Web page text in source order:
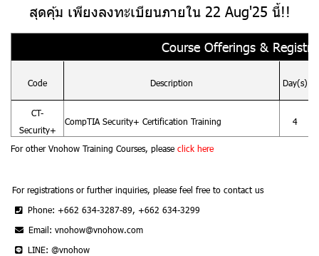
สุดคุ้ม เพียงลงทะเบียนภายใน 22 Aug'25 นี้!!
Course Offerings &
Code Description Day(s)
CT-
Security+
CompTIA Security+ Certification Training 4
For other Vnohow Training Courses, please click here
For registrations or further inquiries, please feel free to contact us
Phone: +662 634-3287-89, +662 634-3299
Email: vnohow@vnohow.com
LINE: @vnohow